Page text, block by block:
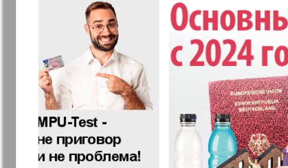
Архив необновляющихся на сайте изданий
7плюс7я Авангард
Антенна
Аргументы и
факты Европа
Бизнес парк Будь здоров